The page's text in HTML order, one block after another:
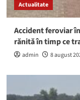
Actualitate
Accident feroviar
rănită în timp ce
admin 8 august